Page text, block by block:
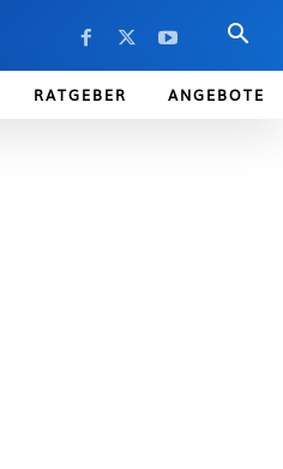
RATGEBER ANGEBOTE